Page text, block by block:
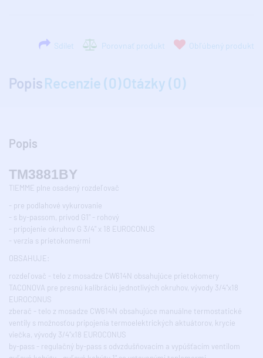
Sdílet Porovnať produkt Obľúbený produkt
PopisRecenzie (0)Otázky (0)
Popis
TM3881BY
TIEMME plne osadený rozdeľovač
- pre podlahové vykurovanie
- s by-passom, prívod G1" - rohový
- pripojenie okruhov G 3/4" x 18 EUROCONUS
- verzia s prietokomermi
OBSAHUJE:
rozdeľovač - telo z mosadze CW614N obsahujúce prietokomery
TACONOVA pre presnú kalibráciu jednotlivých okruhov, vývody 3/4"x18
EUROCONUS
zberač - telo z mosadze CW614N obsahujúce manuálne termostatické
ventily s možnosťou pripojenia termoelektrických aktuátorov, krycie
viečka, vývody 3/4"x18 EUROCONUS
by-pass - regulačný by-pass s odvzdušňovacím a vypúšťacím ventilom